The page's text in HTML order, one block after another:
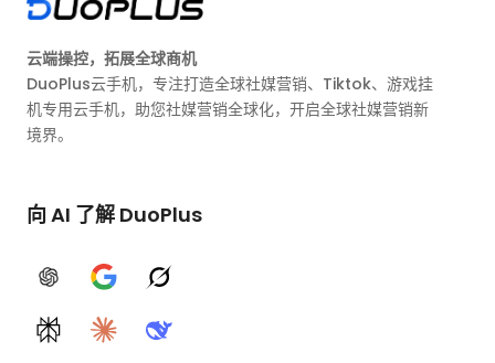
云端操控，拓展全球商机
DuoPlus云手机，专注打造全球社媒营销、Tiktok、游戏挂
机专用云手机，助您社媒营销全球化，开启全球社媒营销新
境界。
向 AI 了解 DuoPlus
ChatGPTGoogle AIGrok
PerplexityClaudeDeepSeek